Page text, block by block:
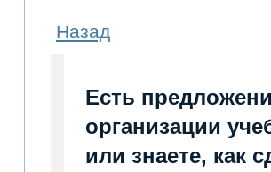
Назад
Есть
организации
или знаете, как